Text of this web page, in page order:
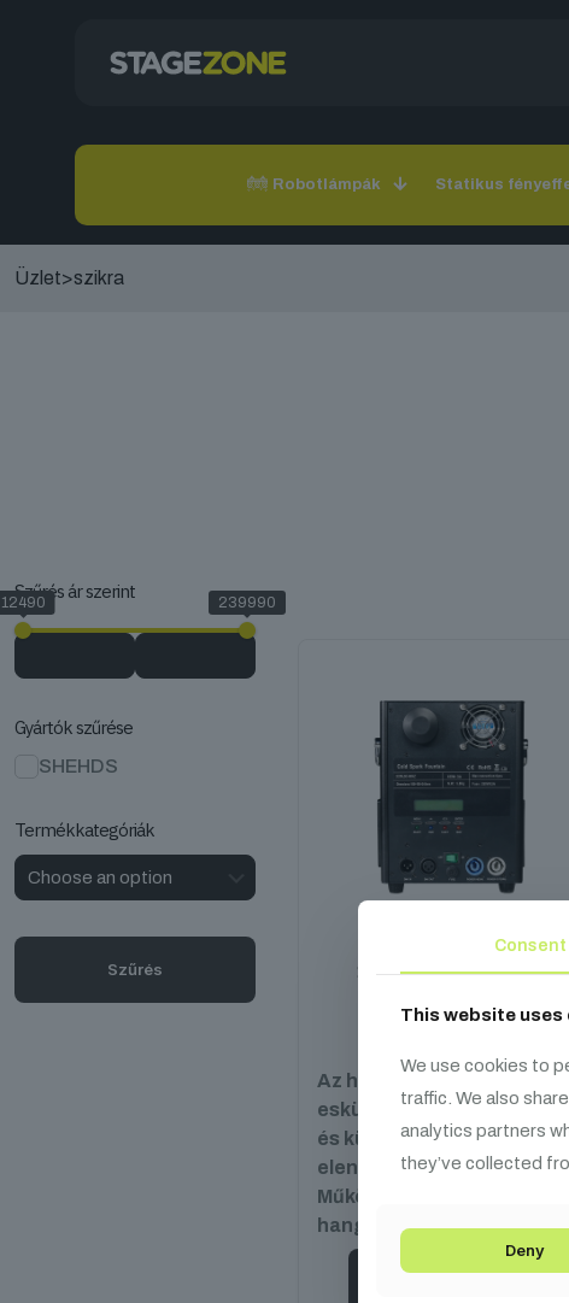
Robotlámpák Statikus
Üzlet>szikra
Szűrés ár szerint
12490 239990
Gyártók szűrése
SHEHDS
Termékkategóriák
Szűrés SHEHDS Szikragép 650
Az hideg szikragép az
esküvők, szórakozóhelyek
és különleges események
elengedhetetlen kelléke.
Működésével a varázslatos
hangulat garantált.
Consent
This website uses
We use cookies to
traffic. We also
analytics partners
they’ve collected
Deny